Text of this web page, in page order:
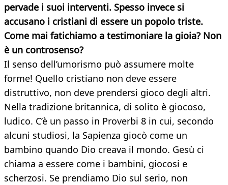
pervade i suoi interventi. Spesso invece si
accusano i cristiani di essere un popolo triste.
Come mai fatichiamo a testimoniare la gioia? Non
è un controsenso?
Il senso dell’umorismo può assumere molte
forme! Quello cristiano non deve essere
distruttivo, non deve prendersi gioco degli altri.
Nella tradizione britannica, di solito è giocoso,
ludico. C’è un passo in Proverbi 8 in cui, secondo
alcuni studiosi, la Sapienza giocò come un
bambino quando Dio creava il mondo. Gesù ci
chiama a essere come i bambini, giocosi e
scherzosi. Se prendiamo Dio sul serio, non